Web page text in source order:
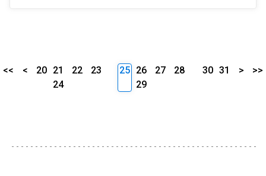
<< < 20 21 22
23
24
25 26 27
28
29
30 31 > >>